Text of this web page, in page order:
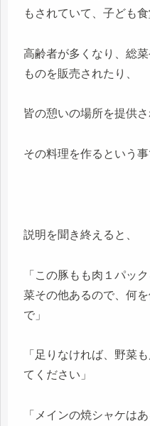
もされていて、子ども食
高齢者が多くなり、総
ものを販売されたり、
皆の憩いの場所を提供
その料理を作るという事
説明を聞き終えると、
「この豚もも肉１パッ
菜その他あるので、何
で」
「足りなければ、野菜
てください」
「メインの焼シャケは